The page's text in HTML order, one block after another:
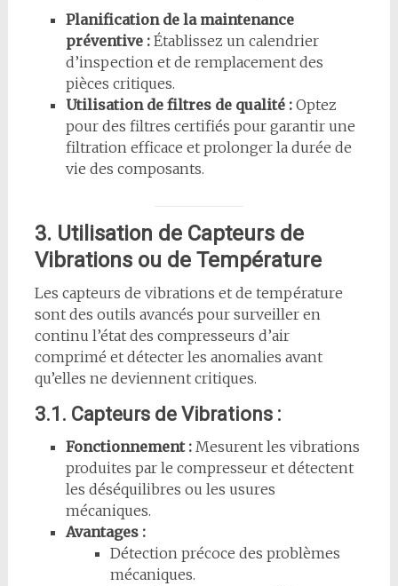
Planification de la maintenance
préventive :Établissez un calendrier
d’inspection et de remplacement des
pièces critiques.
Utilisation de filtres de qualité :Optez
pour des filtres certifiés pour garantir une
filtration efficace et prolonger la durée de
vie des composants.
3. Utilisation de Capteurs de
Vibrations ou de Température
Les capteurs de vibrations et de température
sont des outils avancés pour surveiller en
continu l’état des compresseurs d’air
comprimé et détecter les anomalies avant
qu’elles ne deviennent critiques.
3.1. Capteurs de Vibrations :
Fonctionnement :Mesurent les vibrations
produites par le compresseur et détectent
les déséquilibres ou les usures
mécaniques.
Avantages :
Détection précoce des problèmes
mécaniques.